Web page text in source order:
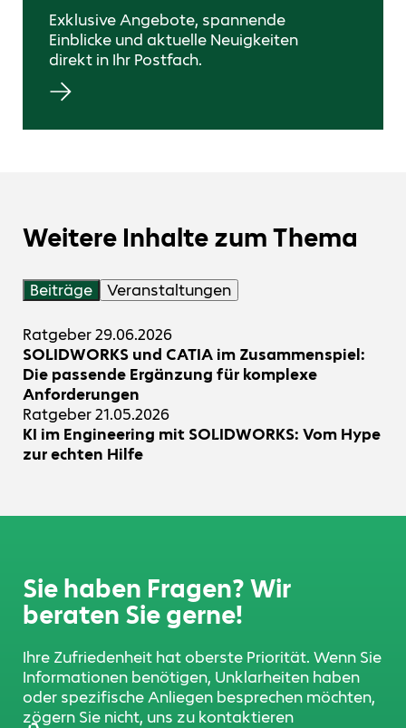
Exklusive Angebote, spannende
Einblicke und aktuelle Neuigkeiten
direkt in Ihr Postfach.
Weitere Inhalte zum Thema
Beiträge Veranstaltungen
Ratgeber29.06.2026
SOLIDWORKS und CATIA im Zusammenspiel:
Die passende Ergänzung für komplexe
Anforderungen
Ratgeber21.05.2026
KI im Engineering mit SOLIDWORKS: Vom Hype
zur echten Hilfe
Sie haben Fragen? Wir
beraten Sie gerne!
Ihre Zufriedenheit hat oberste Priorität. Wenn Sie
Informationen benötigen, Unklarheiten haben
oder spezifische Anliegen besprechen möchten,
zögern Sie nicht, uns zu kontaktieren